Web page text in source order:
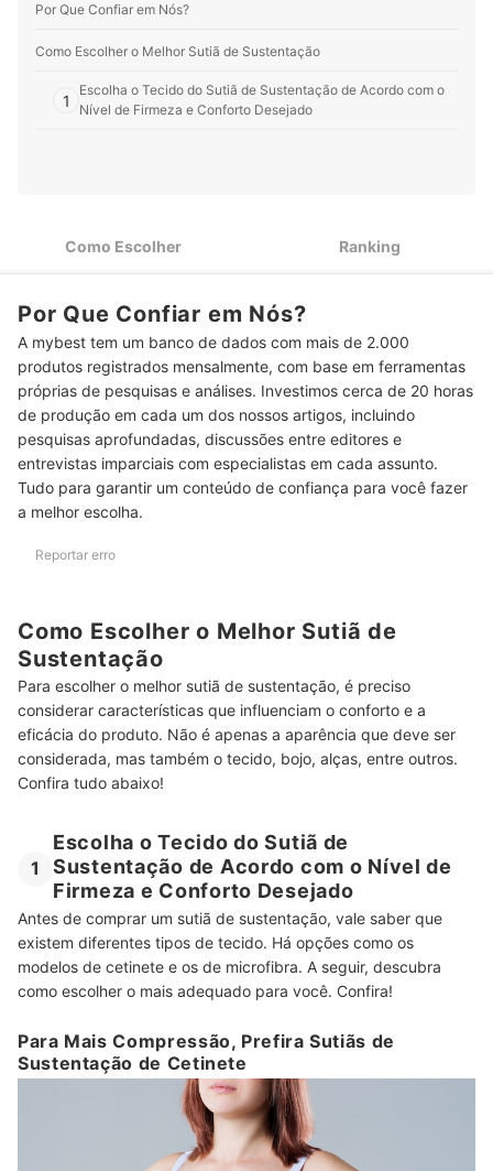
Por Que Confiar em Nós?
Como Escolher o Melhor Sutiã de Sustentação
1
Escolha o Tecido do Sutiã de Sustentação de Acordo com o
Nível de Firmeza e Conforto Desejado
4
Escolha Sutiãs com ou sem Aro de Acordo com a Sua
Necessidade
6
Para Sustentação Firme Mesmo em Seios Grandes, Escolha
Sutiãs com Base Reforçada
Top 10 Melhores Sutiãs de Sustentação
Perguntas Frequentes sobre Sutiãs de Sustentação
Top Esportivo?
Como Fazer o Sutiã de Sustentação Durar Mais sem Perder a
Firmeza?
Quantas Horas por Dia Posso Usar um Sutiã de Sustentação?
Confira Também outros Artigos sobre Sutiã
Como Escolher Ranking
Por Que Confiar em Nós?
A mybest tem um banco de dados com mais de 2.000
produtos registrados mensalmente, com base em ferramentas
próprias de pesquisas e análises. Investimos cerca de 20 horas
de produção em cada um dos nossos artigos, incluindo
pesquisas aprofundadas, discussões entre editores e
entrevistas imparciais com especialistas em cada assunto.
Tudo para garantir um conteúdo de confiança para você fazer
a melhor escolha.
Reportar erro
Como Escolher o Melhor Sutiã de
Sustentação
Para escolher o melhor sutiã de sustentação, é preciso
considerar características que influenciam o conforto e a
eficácia do produto. Não é apenas a aparência que deve ser
considerada, mas também o tecido, bojo, alças, entre outros.
Confira tudo abaixo!
1
Escolha o Tecido do Sutiã de
Sustentação de Acordo com o Nível de
Firmeza e Conforto Desejado
Antes de comprar um sutiã de sustentação, vale saber que
existem diferentes tipos de tecido. Há opções como os
modelos de cetinete e os de microfibra. A seguir, descubra
como escolher o mais adequado para você. Confira!
Para Mais Compressão, Prefira Sutiãs de
Sustentação de Cetinete